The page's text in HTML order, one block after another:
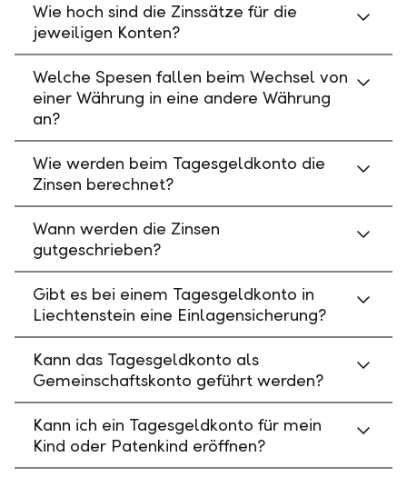
Wie hoch sind die Zinssätze für die
jeweiligen Konten?
Welche Spesen fallen beim Wechsel von
einer Währung in eine andere Währung
an?
Wie werden beim Tagesgeldkonto die
Zinsen berechnet?
Wann werden die Zinsen
gutgeschrieben?
Gibt es bei einem Tagesgeldkonto in
Liechtenstein eine Einlagensicherung?
Kann das Tagesgeldkonto als
Gemeinschaftskonto geführt werden?
Kann ich ein Tagesgeldkonto für mein
Kind oder Patenkind eröffnen?